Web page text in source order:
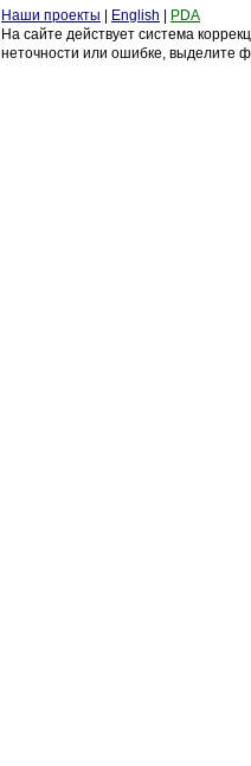
Наши проекты English
PDA
На сайте действует система
неточности или ошибке, выделите